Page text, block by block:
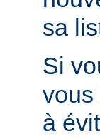
sa
Si
vous
à